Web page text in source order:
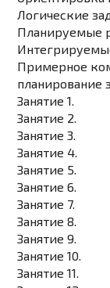
Логические
Планируемые
Примерное
планирование
Занятие 1.
Занятие 2.
Занятие 3.
Занятие 4.
Занятие 5.
Занятие 6.
Занятие 7.
Занятие 8.
Занятие 9.
Занятие 10.
Занятие 11.